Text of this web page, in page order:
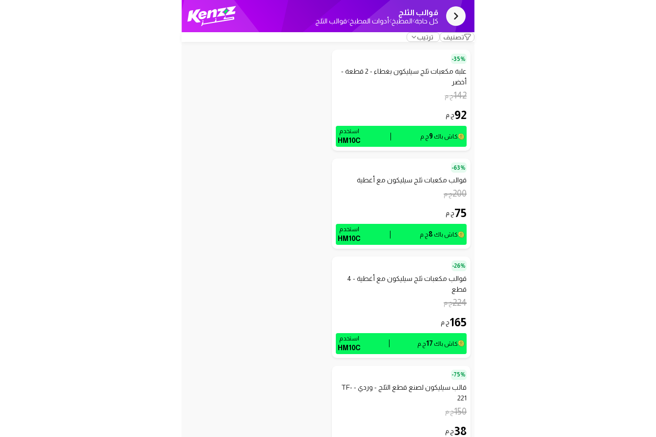
قوالب الثلج
كل حاجة المطبخ أدوات المطبخ قوالب الثلج
تصنيف ترتيب
35%-
علبة مكعبات ثلج سيليكون بغطاء - 2 قطعة -
أخضر
142ج.م
92ج.م
كاش باك 9ج.م
استخدم
HM10C
63%-
قوالب مكعبات ثلج سيليكون مع أغطية
200ج.م
75ج.م
كاش باك 8ج.م
استخدم
HM10C
26%-
قوالب مكعبات ثلج سيليكون مع أغطية - 4
قطع
224ج.م
165ج.م
كاش باك 17ج.م
استخدم
HM10C
75%-
قالب سيليكون لصنع قطع الثلج - وردي - TF-
221
150ج.م
38ج.م